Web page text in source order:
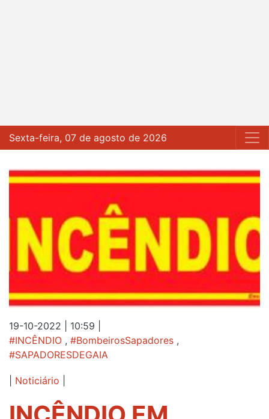
Sexta-feira, 07 de agosto de 2026
19-10-2022 | 10:59
#INCÊNDIO , #BombeirosSapadores ,
#SAPADORESDEGAIA
Noticiário